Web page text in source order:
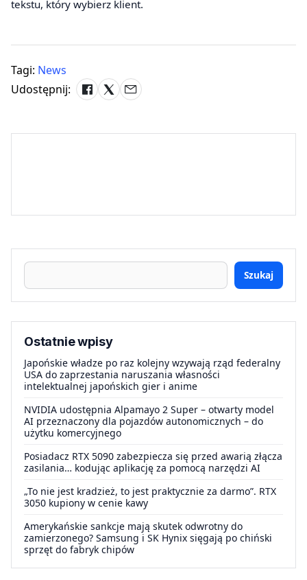
tekstu, który wybierz klient.
Tagi: News
Udostępnij:
Szukaj
Ostatnie wpisy
Japońskie władze po raz kolejny wzywają rząd federalny
USA do zaprzestania naruszania własności
intelektualnej japońskich gier i anime
NVIDIA udostępnia Alpamayo 2 Super – otwarty model
AI przeznaczony dla pojazdów autonomicznych – do
użytku komercyjnego
Posiadacz RTX 5090 zabezpiecza się przed awarią złącza
zasilania… kodując aplikację za pomocą narzędzi AI
„To nie jest kradzież, to jest praktycznie za darmo”. RTX
3050 kupiony w cenie kawy
Amerykańskie sankcje mają skutek odwrotny do
zamierzonego? Samsung i SK Hynix sięgają po chiński
sprzęt do fabryk chipów